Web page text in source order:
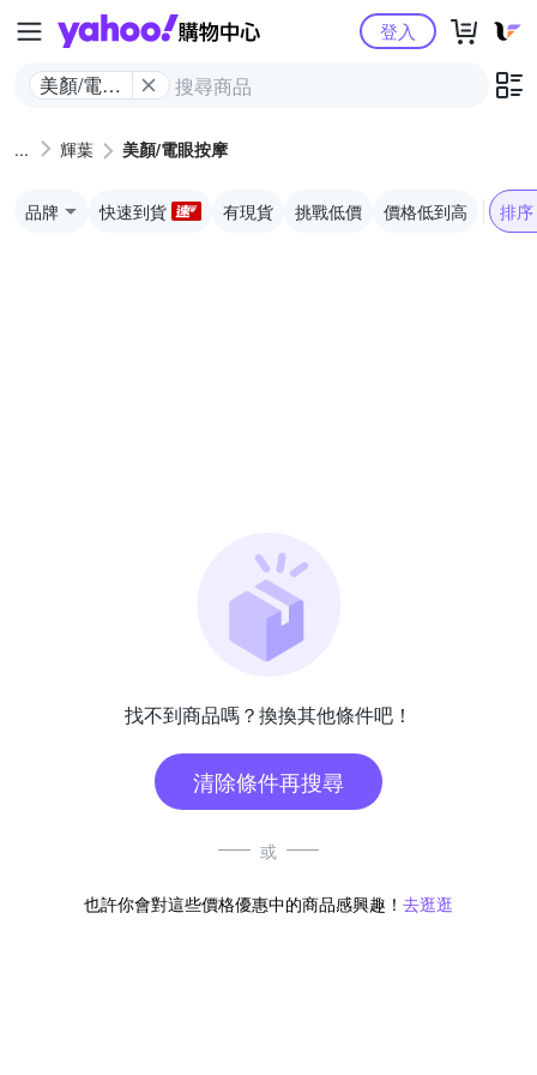
Yahoo購物中心
美顏/電眼
登入
輝葉 美顏/電眼按摩
品牌 快速到貨 有現貨 挑戰低價 價格低到高 排序
找不到商品嗎？換換其他條件吧！
清除條件再搜尋
或
也許你會對這些價格優惠中的商品感興趣！ 去逛逛